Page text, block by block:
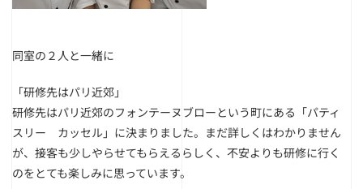
同室の２人と一緒に
「研修先はパリ近郊」
研修先はパリ近郊のフォンテーヌブローという町にある「パティ
スリー カッセル」に決まりました。まだ詳しくはわかりません
が、接客も少しやらせてもらえるらしく、不安よりも研修に行く
のをとても楽しみに思っています。